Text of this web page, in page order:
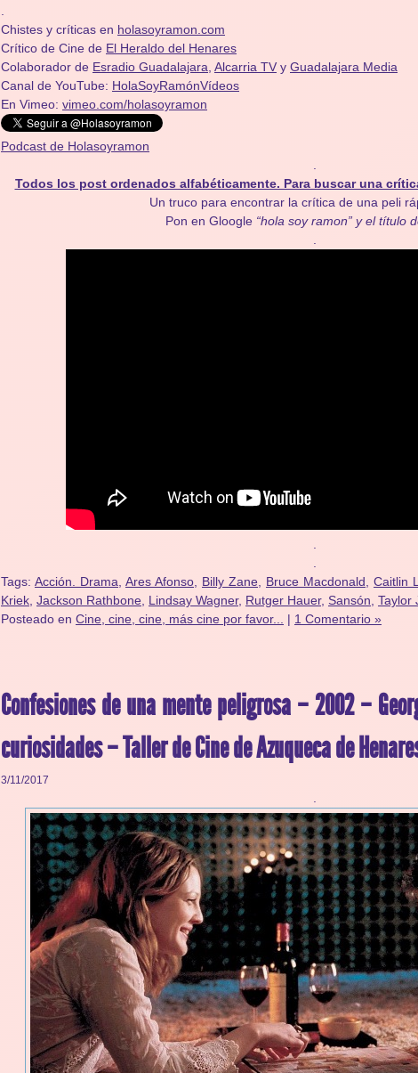
Chistes y críticas en holasoyramon.com
Crítico de Cine de El Heraldo del Henares
​​Colaborador de Esradio Guadalajara Alcarria TV y Guadalajara Media
Canal de YouTube: HolaSoyRamónVídeos
En Vimeo: vimeo.com/holasoyramon
Podcast de Holasoyramon
Todos los post ordenados alfabéticamente. Para buscar una
Un truco para encontrar la crítica de una peli
Pon en Gloogle “hola soy ramon” y el título
Tags: Acción. Drama Ares Afonso Billy Zane Bruce Macdonald
Caitlin
Kriek Jackson Rathbone Lindsay Wagner, Rutger Hauer, Sansón Taylor
Posteado en Cine, cine, cine, más cine por favor... | 1 Comentario »
Confesiones de una mente peligrosa – 2002 –
curiosidades – Taller de Cine de Azuqueca de
3/11/2017